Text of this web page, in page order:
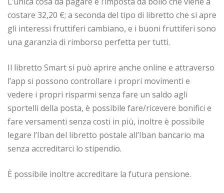
costare 32,20 €; a seconda del tipo di libretto che si apre
gli interessi fruttiferi cambiano, e i buoni fruttiferi sono
una garanzia di rimborso perfetta per tutti.
Il libretto Smart si può aprire anche online e attraverso
l’app si possono controllare i propri movimenti e
vedere i propri risparmi senza fare un saldo agli
sportelli della posta, è possibile fare/ricevere bonifici e
fare versamenti senza costi in più, inoltre è possibile
legare l’Iban del libretto postale all’Iban bancario ma
senza accreditarci lo stipendio.
È possibile inoltre accreditare la futura pensione.